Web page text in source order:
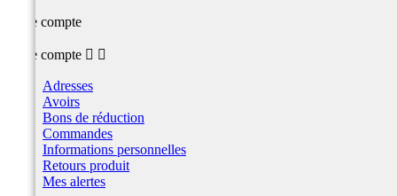
Votre compte
Votre compte  
Adresses
Avoirs
Bons de réduction
Commandes
Informations personnelles
Retours produit
Mes alertes